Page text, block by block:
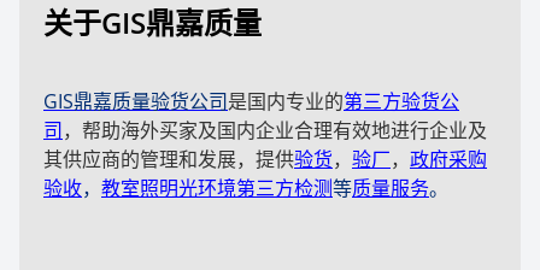
关于GIS鼎嘉质量
GIS鼎嘉质量验货公司是国内专业的第三方验货公
司，帮助海外买家及国内企业合理有效地进行企业及
其供应商的管理和发展，提供验货， 验厂， 政府采购
验收， 教室照明光环境第三方检测等质量服务。